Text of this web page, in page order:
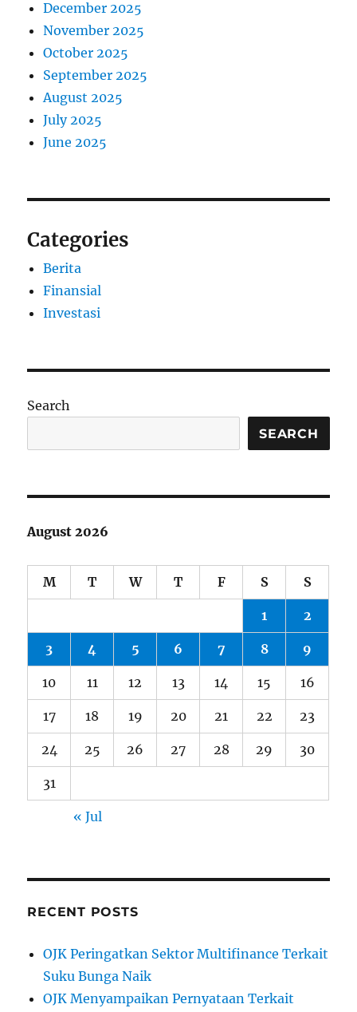
December 2025
November 2025
October 2025
September 2025
August 2025
July 2025
June 2025
Categories
Berita
Finansial
Investasi
Search
SEARCH
August 2026
M T W T F S S
1 2
3 4 5 6 7 8 9
10 11 12 13 14 15 16
17 18 19 20 21 22 23
24 25 26 27 28 29 30
31
« Jul
RECENT POSTS
OJK Peringatkan Sektor Multifinance Terkait
Suku Bunga Naik
OJK Menyampaikan Pernyataan Terkait